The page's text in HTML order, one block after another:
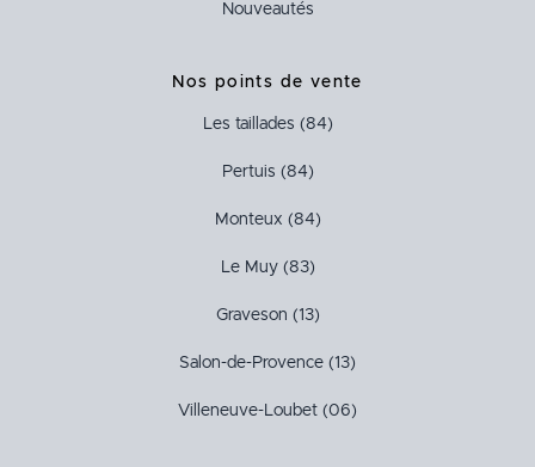
Nouveautés
Nos points de vente
Les taillades (84)
Pertuis (84)
Monteux (84)
Le Muy (83)
Graveson (13)
Salon-de-Provence (13)
Villeneuve-Loubet (06)